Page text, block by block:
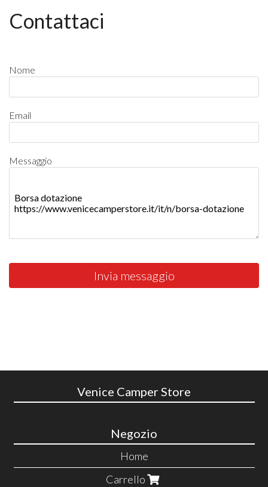
Contattaci
Nome
Email
Messaggio
Invia messaggio
Venice Camper Store
Negozio
Home
Carrello